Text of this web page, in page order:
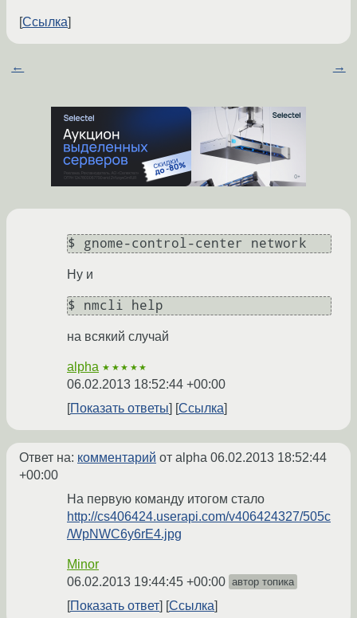
Ссылка
← →
$ gnome-control-center network
Ну и
$ nmcli help
на всякий случай
alpha ★★★★★
06.02.2013 18:52:44 +00:00
Показать ответы
Ссылка
Ответ на: комментарий от alpha 06.02.2013 18:52:44
+00:00
На первую команду итогом стало
http://cs406424.userapi.com/v406424327/505c
/WpNWC6y6rE4.jpg
Minor
06.02.2013 19:44:45 +00:00 автор топика
Показать ответ Ссылка